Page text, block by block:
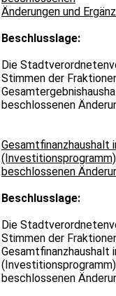
Änderungen und
Beschlusslage:
Die
Stimmen der
beschlossenen
Gesamtfinanzhaushalt
beschlossenen
Beschlusslage:
Die
Stimmen der
Gesamtfinanzhaushalt
beschlossenen